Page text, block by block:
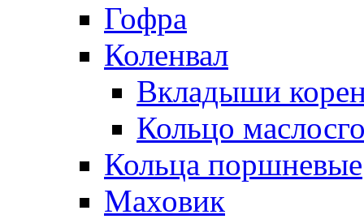
Гофра
Коленвал
Вкладыши
Кольцо
Кольца поршневые
Маховик